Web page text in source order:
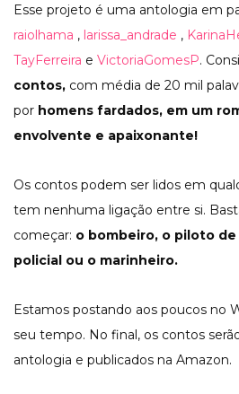
Esse projeto é uma antologia em
raiolhama , larissa_andrade ,
TayFerreira e VictoriaGomesP.
contos, com média de 20 mil
por homens fardados, em um
envolvente e apaixonante!
Os contos podem ser lidos em
tem nenhuma ligação entre si.
começar: o bombeiro, o piloto de
policial ou o marinheiro.
Estamos postando aos poucos no
seu tempo. No final, os contos
antologia e publicados na Amazon.